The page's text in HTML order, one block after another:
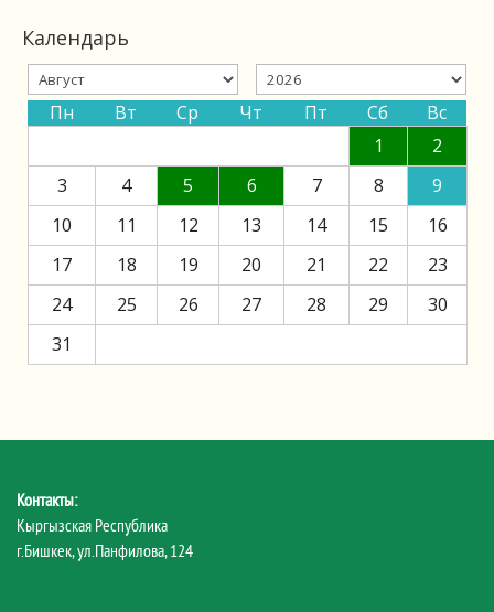
Календарь
Пн Вт Ср Чт Пт Сб
Вс
1
2
3
4 5 6 7 8
9
10
11 12 13 14 15
16
17
18 19 20 21 22
23
24
25 26 27 28 29
30
31
Контакты:
Кыргызская Республика
г.Бишкек, ул.Панфилова, 124